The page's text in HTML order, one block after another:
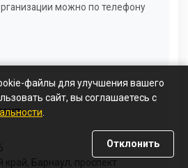
можно по телефону
край, Барнаул, проспект
файлы для улучшения вашего
сайт, вы соглашаетесь с
Отклонить